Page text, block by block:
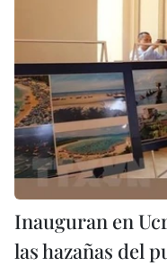
Inauguran en
las hazañas del